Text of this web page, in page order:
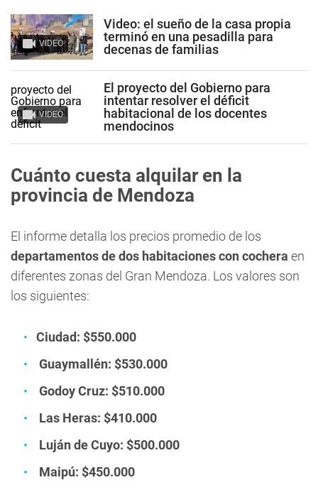
VIDEO
Video: el sueño de la casa propia
terminó en una pesadilla para
decenas de familias
VIDEO
El proyecto del Gobierno para
intentar resolver el déficit
habitacional de los docentes
mendocinos
Cuánto cuesta alquilar en la
provincia de Mendoza
El informe detalla los precios promedio de los
departamentos de dos habitaciones con cochera en
diferentes zonas del Gran Mendoza. Los valores son
los siguientes:
Ciudad: $550.000
Guaymallén: $530.000
Godoy Cruz: $510.000
Las Heras: $410.000
Luján de Cuyo: $500.000
Maipú: $450.000